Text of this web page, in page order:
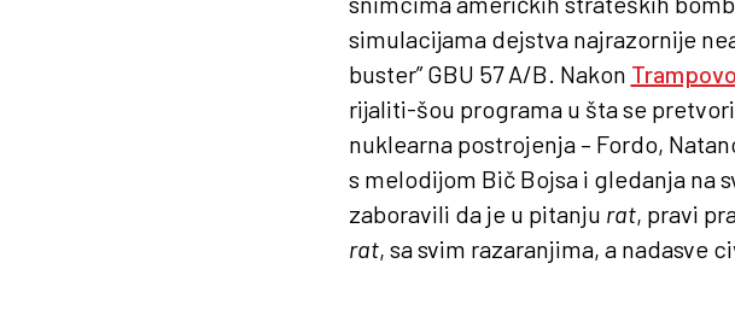
simulacijama dejstva najrazornije
buster” GBU 57 A/B. Nakon
rijaliti-šou programa u šta se
nuklearna postrojenja – Fordo,
s melodijom Bič Bojsa i gledanja na
zaboravili da je u pitanju rat, pravi
rat, sa svim razaranjima, a nadasve